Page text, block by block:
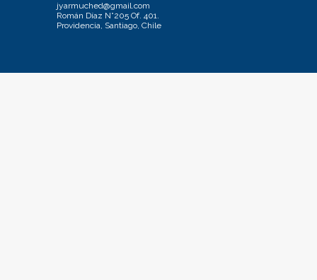
jyarmuched@gmail.com
Román Díaz N°205 Of. 401.
Providencia, Santiago, Chile